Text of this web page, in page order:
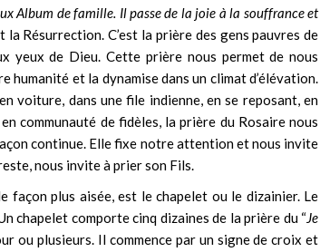
Album de famille. Il passe de la joie à la souffrance et
la Résurrection. C’est la prière des gens pauvres de
yeux de Dieu. Cette prière nous permet de nous
humanité et la dynamise dans un climat d’élévation.
voiture, dans une file indienne, en se reposant, en
communauté de fidèles, la prière du Rosaire nous
continue. Elle fixe notre attention et nous invite
nous invite à prier son Fils.
façon plus aisée, est le chapelet ou le dizainier. Le
chapelet comporte cinq dizaines de la prière du “Je
ou plusieurs. Il commence par un signe de croix et